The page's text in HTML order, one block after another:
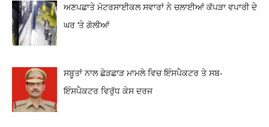
ਅਣਪਛਾਤੇ ਮੋਟਰਸਾਈਕਲ ਸਵਾਰਾਂ ਨੇ ਚਲਾਈਆਂ ਕੱਪੜਾ ਵਪਾਰੀ ਦੇ
ਘਰ ‘ਤੇ ਗੋਲੀਆਂ
ਸਬੂਤਾਂ ਨਾਲ ਛੇੜਛਾੜ ਮਾਮਲੇ ਵਿਚ ਇੰਸਪੈਕਟਰ ਤੇ ਸਬ-
ਇੰਸਪੈਕਟਰ ਵਿਰੁੱਧ ਕੇਸ ਦਰਜ